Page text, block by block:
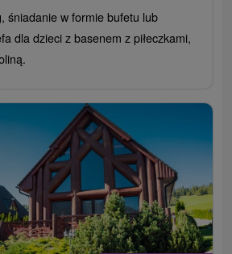
śniadanie w formie bufetu lub
dla dzieci z basenem z piłeczkami,